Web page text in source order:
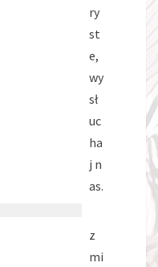
ry
st
e,
wy
sł
uc
ha
j n
as.
z
mi